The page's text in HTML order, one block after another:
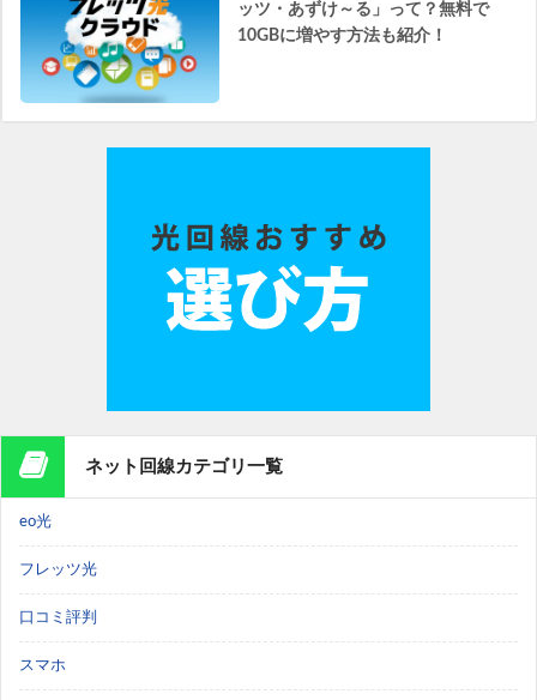
ッツ・あずけ～る」って？無料で
10GBに増やす方法も紹介！
ネット回線カテゴリ一覧
eo光
フレッツ光
口コミ評判
スマホ